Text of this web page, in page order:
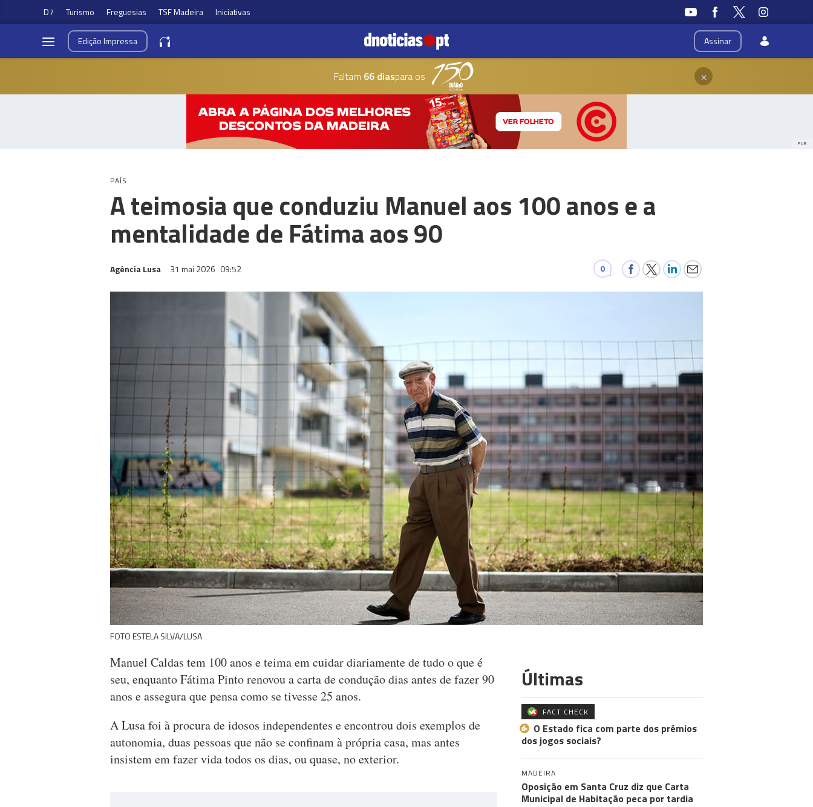
D7 Turismo Freguesias TSF Madeira Iniciativas
Assinar
EdiçãoImpressa
Faltam 66 diaspara os ×
PUB
PAÍS
A teimosia que conduziu Manuel aos 100 anos e a
mentalidade de Fátima aos 90
Agência Lusa 31 mai 2026 09:52 0
FOTO ESTELA SILVA/LUSA
Manuel Caldas tem 100 anos e teima em cuidar diariamente de tudo o que é
seu, enquanto Fátima Pinto renovou a carta de condução dias antes de fazer 90
anos e assegura que pensa como se tivesse 25 anos.
A Lusa foi à procura de idosos independentes e encontrou dois exemplos de
autonomia, duas pessoas que não se confinam à própria casa, mas antes
insistem em fazer vida todos os dias, ou quase, no exterior.
Últimas
FACT CHECK
O Estado fica com parte dos prémios
dos jogos sociais?
MADEIRA
Oposição em Santa Cruz diz que Carta
Municipal de Habitação peca por tardia